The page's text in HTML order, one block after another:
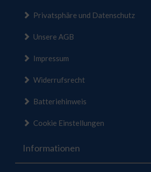
Privatsphäre und Datenschutz
Unsere AGB
Impressum
Widerrufsrecht
Batteriehinweis
Cookie Einstellungen
Informationen